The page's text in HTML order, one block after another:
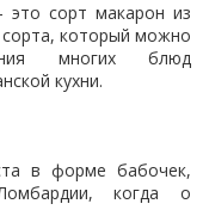
это сорт макарон из
который можно
многих блюд
кухни.
в форме бабочек,
когда о